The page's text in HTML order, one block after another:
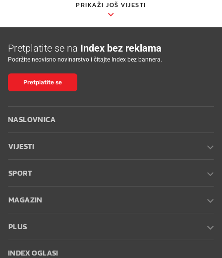
PRIKAŽI JOŠ VIJESTI
Pretplatite se na Index bez reklama
Podržite neovisno novinarstvo i čitajte Index bez bannera.
Pretplatite se
NASLOVNICA
VIJESTI
SPORT
MAGAZIN
PLUS
INDEX OGLASI